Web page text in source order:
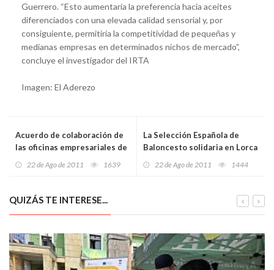
Guerrero. “Esto aumentaría la preferencia hacia aceites
diferenciados con una elevada calidad sensorial y, por
consiguiente, permitiría la competitividad de pequeñas y
medianas empresas en determinados nichos de mercado”,
concluye el investigador del IRTA
Imagen: El Aderezo
Acuerdo de colaboración de
las oficinas empresariales de
22 de Ago de 2011 1639
La Selección Española de
Baloncesto solidaria en Lorca
terremotos
22 de Ago de 2011 1444
QUIZÁS TE INTERESE...